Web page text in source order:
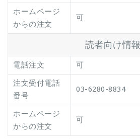
ホームページ
からの注文
可
読者向け情報
電話注文
可
注文受付電話
番号
03-6280-8834
ホームページ
からの注文
可